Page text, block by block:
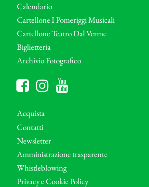
Calendario
Cartellone I Pomeriggi Musicali
Cartellone Teatro Dal Verme
Biglietteria
Archivio Fotografico
Acquista
Contatti
Newsletter
Amministrazione trasparente
Whistleblowing
Privacy e Cookie Policy